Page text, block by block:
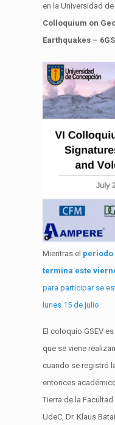
en la Universidad
Colloquium on
Earthquakes –
Mientras el periodo
termina este
para participar se
lunes 15 de julio
El coloquio GSEV
que se viene
cuando se registró
entonces
Tierra de la
UdeC, Dr. Klaus